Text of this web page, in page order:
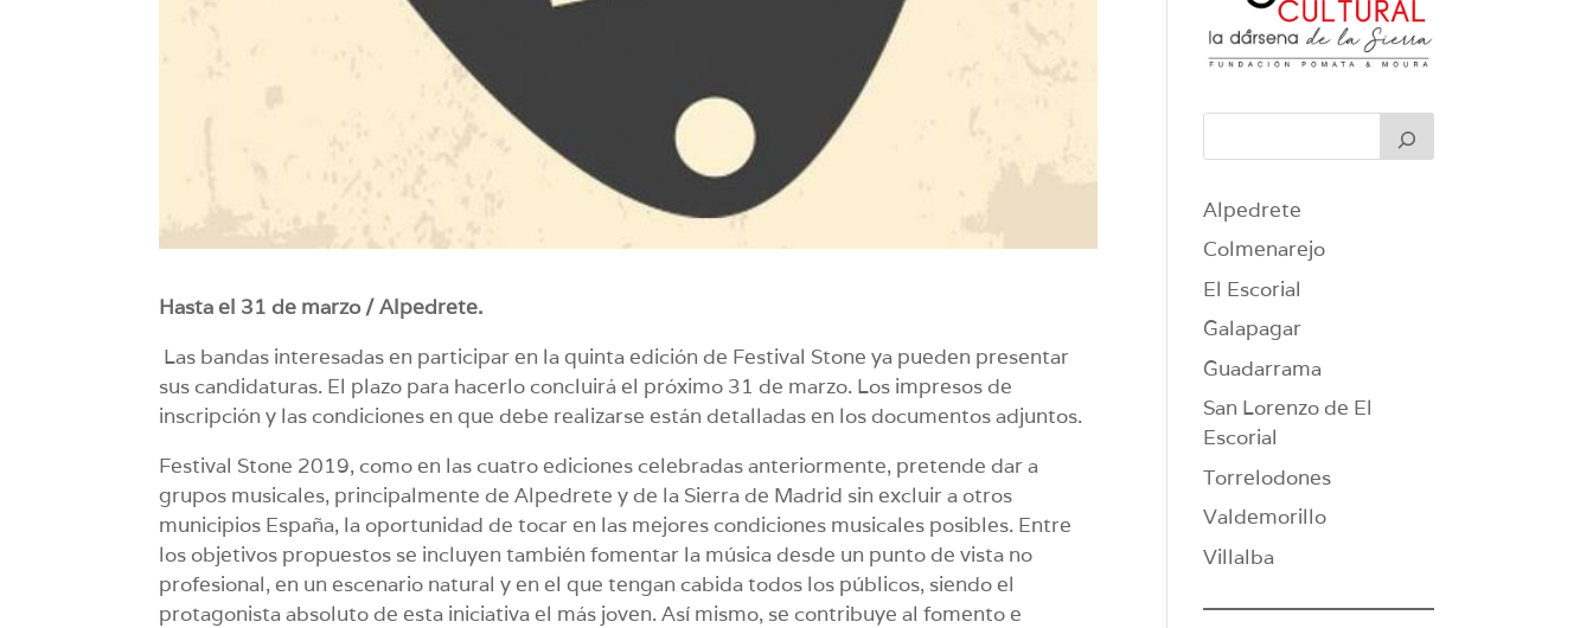
Hasta el 31 de marzo / Alpedrete.
Las bandas interesadas en participar en la quinta edición de Festival Stone ya pueden presentar
sus candidaturas. El plazo para hacerlo concluirá el próximo 31 de marzo. Los impresos de
inscripción y las condiciones en que debe realizarse están detalladas en los documentos adjuntos.
Festival Stone 2019, como en las cuatro ediciones celebradas anteriormente, pretende dar a
grupos musicales, principalmente de Alpedrete y de la Sierra de Madrid sin excluir a otros
municipios España, la oportunidad de tocar en las mejores condiciones musicales posibles. Entre
los objetivos propuestos se incluyen también fomentar la música desde un punto de vista no
profesional, en un escenario natural y en el que tengan cabida todos los públicos, siendo el
protagonista absoluto de esta iniciativa el más joven. Así mismo, se contribuye al fomento e
Alpedrete
Colmenarejo
El Escorial
Galapagar
Guadarrama
San Lorenzo de El
Escorial
Torrelodones
Valdemorillo
Villalba